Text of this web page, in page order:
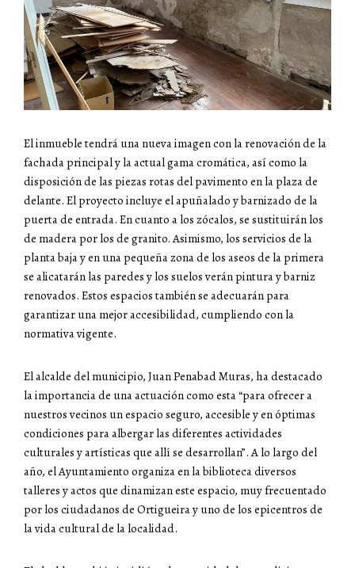
El inmueble tendrá una nueva imagen con la renovación de la
fachada principal y la actual gama cromática, así como la
disposición de las piezas rotas del pavimento en la plaza de
delante. El proyecto incluye el apuñalado y barnizado de la
puerta de entrada. En cuanto a los zócalos, se sustituirán los
de madera por los de granito. Asimismo, los servicios de la
planta baja y en una pequeña zona de los aseos de la primera
se alicatarán las paredes y los suelos verán pintura y barniz
renovados. Estos espacios también se adecuarán para
garantizar una mejor accesibilidad, cumpliendo con la
normativa vigente.
El alcalde del municipio, Juan Penabad Muras, ha destacado
la importancia de una actuación como esta “para ofrecer a
nuestros vecinos un espacio seguro, accesible y en óptimas
condiciones para albergar las diferentes actividades
culturales y artísticas que allí se desarrollan”. A lo largo del
año, el Ayuntamiento organiza en la biblioteca diversos
talleres y actos que dinamizan este espacio, muy frecuentado
por los ciudadanos de Ortigueira y uno de los epicentros de
la vida cultural de la localidad.